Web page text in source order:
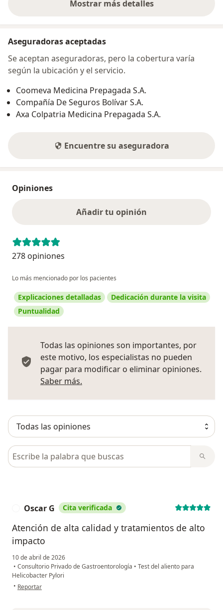
Mostrar más detalles
sobre la dirección
Aseguradoras aceptadas
Se aceptan aseguradoras, pero la cobertura varía
según la ubicación y el servicio.
Coomeva Medicina Prepagada S.A.
Compañía De Seguros Bolívar S.A.
Axa Colpatria Medicina Prepagada S.A.
Encuentre su aseguradora
Opiniones
Añadir tu opinión
278 opiniones
Lo más mencionado por los pacientes
Explicaciones detalladas
Dedicación durante la visita
Puntualidad
Todas las opiniones son importantes, por
este motivo, los especialistas no pueden
pagar para modificar o eliminar opiniones.
Saber más.
Busca en opiniones
Oscar G Cita verificada
Atención de alta calidad y tratamientos de alto
impacto
10 de abril de 2026
• Consultorio Privado de Gastroentorología • Test del aliento para
Helicobacter Pylori
• en opinión del usuario Oscar G
Reportar